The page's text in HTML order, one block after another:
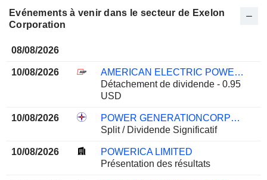
Evénements à venir dans le secteur de Exelon
Corporation
08/08/2026
10/08/2026
AMERICAN ELECTRIC POWER COMPANY, INC.
Détachement de dividende - 0.95
USD
10/08/2026
POWER GENERATIONCORPORATION 3
Split / Dividende Significatif
10/08/2026
POWERICA LIMITED
Présentation des résultats